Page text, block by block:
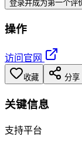
登录并成为第一个评
操作
访问官网
收藏 分享
关键信息
支持平台